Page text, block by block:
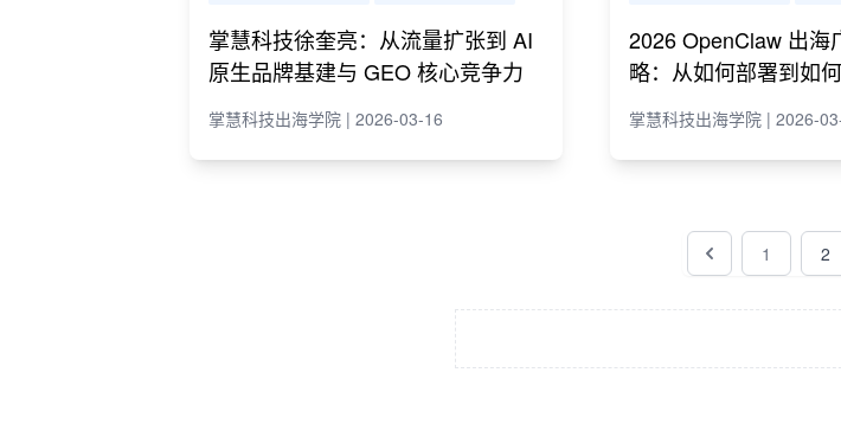
掌慧科技徐奎亮：从流量扩张到 AI
原生品牌基建与 GEO 核心竞争力
掌慧科技出海学院 | 2026-03-16
2026 OpenClaw 出海
略：从如何部署到如
掌慧科技出海学院 | 2026-
1 2